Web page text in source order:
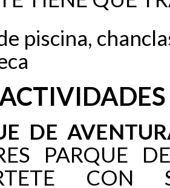
piscina,
DE
PARQUE
CON